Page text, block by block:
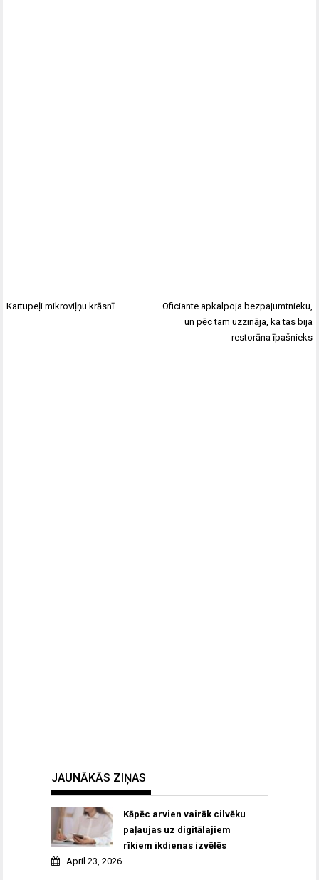
Kartupeļi mikroviļņu krāsnī
Oficiante apkalpoja bezpajumtnieku,
un pēc tam uzzināja, ka tas bija
restorāna īpašnieks
JAUNĀKĀS ZIŅAS
Kāpēc arvien vairāk cilvēku
paļaujas uz digitālajiem
rīkiem ikdienas izvēlēs
April 23, 2026